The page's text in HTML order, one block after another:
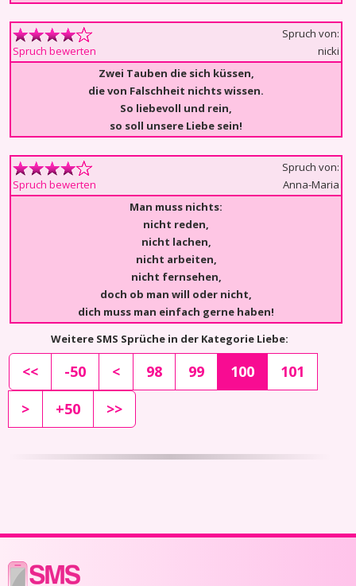
Spruch bewerten
Spruch von:
nicki
Zwei Tauben die sich küssen,
die von Falschheit nichts wissen.
So liebevoll und rein,
so soll unsere Liebe sein!
Spruch bewerten
Spruch von:
Anna-Maria
Man muss nichts:
nicht reden,
nicht lachen,
nicht arbeiten,
nicht fernsehen,
doch ob man will oder nicht,
dich muss man einfach gerne haben!
Weitere SMS Sprüche in der Kategorie Liebe:
<< -50 < 98 99 100
101
>
+50 >>